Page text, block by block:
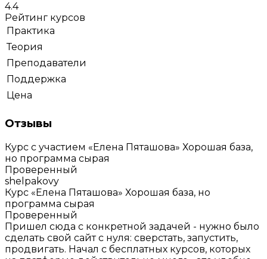
4.4
Рейтинг курсов
Практика
Теория
Преподаватели
Поддержка
Цена
Отзывы
Курс с участием «Елена Пяташова» Хорошая база,
но программа сырая
Проверенный
shelpakovy
Курс «Елена Пяташова» Хорошая база, но
программа сырая
Проверенный
Пришел сюда с конкретной задачей - нужно было
сделать свой сайт с нуля: сверстать, запустить,
продвигать. Начал с бесплатных курсов, которых